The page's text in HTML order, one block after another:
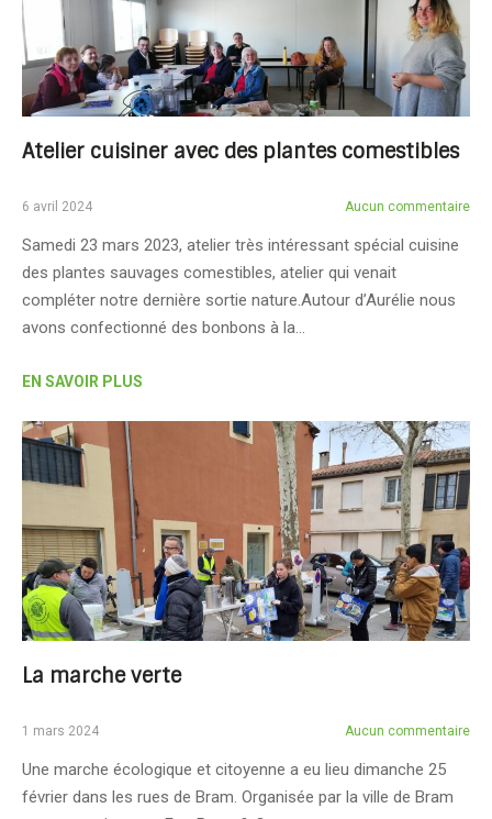
Atelier cuisiner avec des plantes comestibles
6 avril 2024 Aucun commentaire
Samedi 23 mars 2023, atelier très intéressant spécial cuisine
des plantes sauvages comestibles, atelier qui venait
compléter notre dernière sortie nature.Autour d’Aurélie nous
avons confectionné des bonbons à la…
EN SAVOIR PLUS
La marche verte
1 mars 2024 Aucun commentaire
Une marche écologique et citoyenne a eu lieu dimanche 25
février dans les rues de Bram. Organisée par la ville de Bram